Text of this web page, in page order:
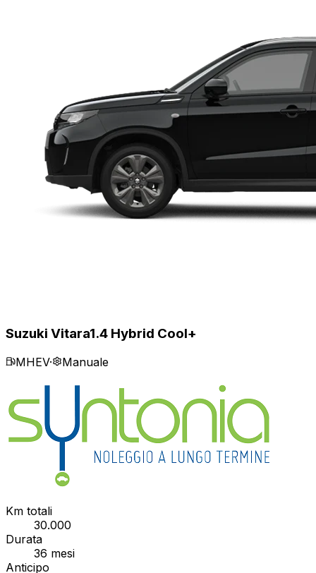
Suzuki Vitara1.4 Hybrid Cool+
MHEV· Manuale
Km totali
30.000
Durata
36 mesi
Anticipo